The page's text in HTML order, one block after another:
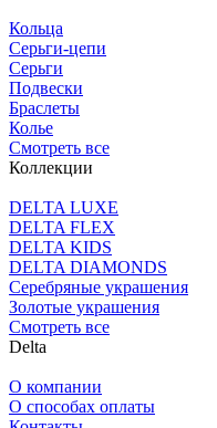
Кольца
Серьги-цепи
Серьги
Подвески
Браслеты
Колье
Смотреть все
Коллекции
DELTA LUXE
DELTA FLEX
DELTA KIDS
DELTA DIAMONDS
Серебряные украшения
Золотые украшения
Смотреть все
Delta
О компании
О способах оплаты